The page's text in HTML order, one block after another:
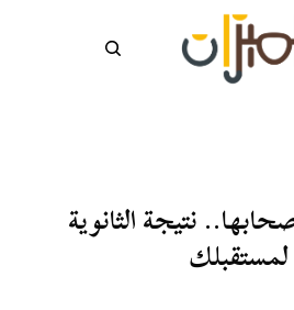
نتيجة الثانوية
لمستقبلك